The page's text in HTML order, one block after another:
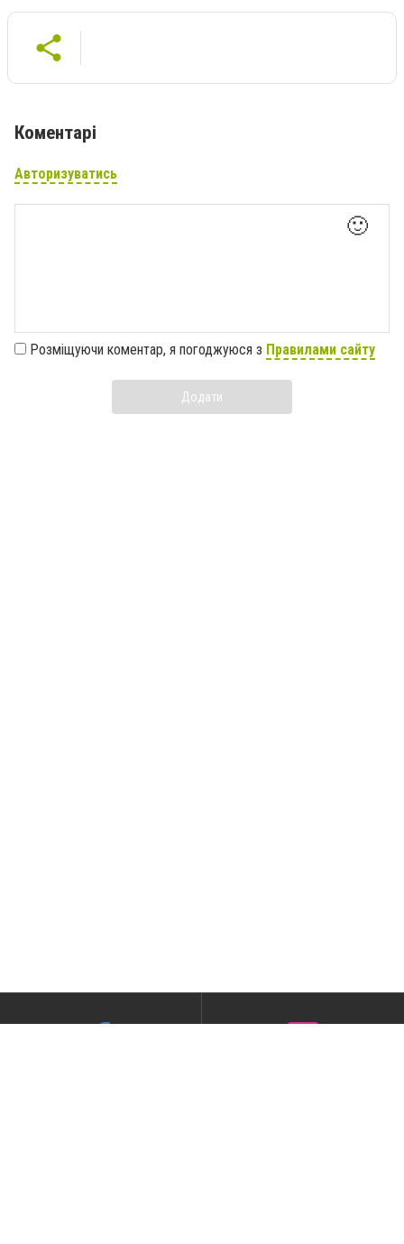
Коментарі
Авторизуватись
🙂
Розміщуючи коментар, я погоджуюся з Правилами сайту
Додати